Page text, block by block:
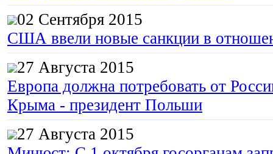
02 Сентября 2015
США ввели новые санкции в
27 Августа 2015
Европа должна потребовать от
Крыма - президент Польши
27 Августа 2015